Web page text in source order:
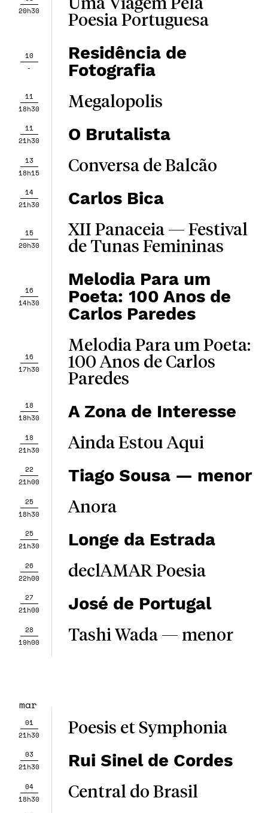
20h30
Uma Viagem Pela
Poesia Portuguesa
10
-
Residência de
Fotografia
11
18h30
Megalopolis
11
21h30
O Brutalista
13
18h15
Conversa de Balcão
14
21h30
Carlos Bica
15
20h30
XII Panaceia — Festival
de Tunas Femininas
16
14h30
Melodia Para um
Poeta: 100 Anos de
Carlos Paredes
16
17h30
Melodia Para um Poeta:
100 Anos de Carlos
Paredes
18
18h30
A Zona de Interesse
18
21h30
Ainda Estou Aqui
22
21h00
Tiago Sousa — menor
25
18h30
Anora
25
21h30
Longe da Estrada
26
22h00
declAMAR Poesia
27
21h00
José de Portugal
28
19h00
Tashi Wada — menor
mar
01
21h30
Poesis et Symphonia
03
21h30
Rui Sinel de Cordes
04
18h30
Central do Brasil